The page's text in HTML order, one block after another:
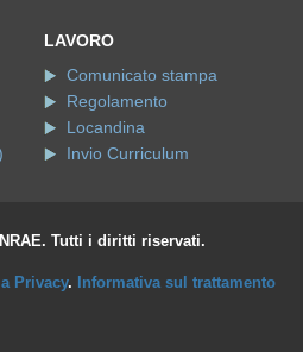
LAVORO
Comunicato stampa
Regolamento
Locandina
Invio Curriculum
Tutti i diritti riservati.
Privacy. Informativa sul trattamento